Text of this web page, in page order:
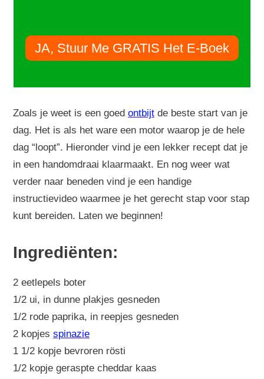
JA, Stuur Me GRATIS Het E-Boek
Zoals je weet is een goed ontbijt de beste start van je
dag. Het is als het ware een motor waarop je de hele
dag “loopt”. Hieronder vind je een lekker recept dat je
in een handomdraai klaarmaakt. En nog weer wat
verder naar beneden vind je een handige
instructievideo waarmee je het gerecht stap voor stap
kunt bereiden. Laten we beginnen!
Ingrediënten:
2 eetlepels boter
1/2 ui, in dunne plakjes gesneden
1/2 rode paprika, in reepjes gesneden
2 kopjes spinazie
1 1/2 kopje bevroren rösti
1/2 kopje geraspte cheddar kaas